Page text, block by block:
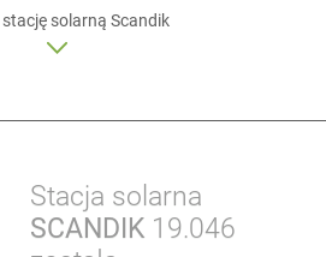
stację solarną Scandik
Stacja solarna
SCANDIK 19.046